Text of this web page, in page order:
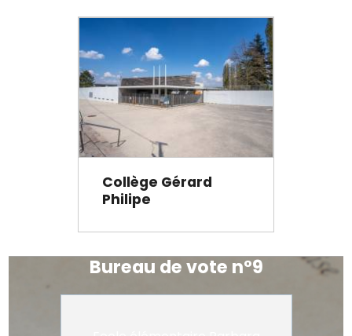
Collège Gérard
Philipe
Bureau de vote n°9